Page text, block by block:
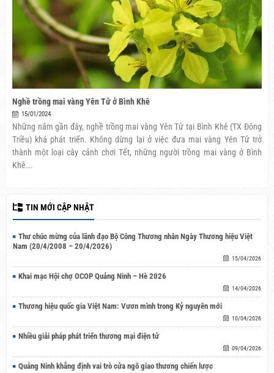
Nghề trồng mai vàng Yên Tử ở Bình Khê
15/01/2024
Những năm gần đây, nghề trồng mai vàng Yên Tử tại Bình Khê (TX Đông
Triều) khá phát triển. Không dừng lại ở việc đưa mai vàng Yên Tử trở
thành một loại cây cảnh chơi Tết, những người trồng mai vàng ở Bình
Khê...
TIN MỚI CẬP NHẬT
Thư chúc mừng của lãnh đạo Bộ Công Thương nhân Ngày Thương hiệu Việt
Nam (20/4/2008 – 20/4/2026)
15/04/2026
Khai mạc Hội chợ OCOP Quảng Ninh – Hè 2026
14/04/2026
Thương hiệu quốc gia Việt Nam: Vươn mình trong Kỷ nguyên mới
10/04/2026
Nhiều giải pháp phát triển thương mại điện tử
09/04/2026
Quảng Ninh khẳng định vai trò cửa ngõ giao thương chiến lược